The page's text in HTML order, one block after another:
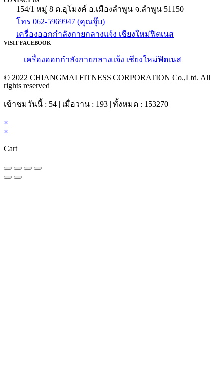
154/1 หมู่ 8 ต.อุโมงค์ อ.เมืองลำพูน จ.ลำพูน 51150
โทร 062-5969947 (คุณจุ๊บ)
เครื่องออกกำลังกายกลางแจ้ง เชียงใหม่ฟิตเนส
VISIT FACEBOOK
เครื่องออกกำลังกายกลางแจ้ง เชียงใหม่ฟิตเนส
© 2022 CHIANGMAI FITNESS CORPORATION Co.,Ltd. All
rights reserved
เข้าชมวันนี้ : 54 | เมื่อวาน : 193 | ทั้งหมด : 153270
×
×
Cart